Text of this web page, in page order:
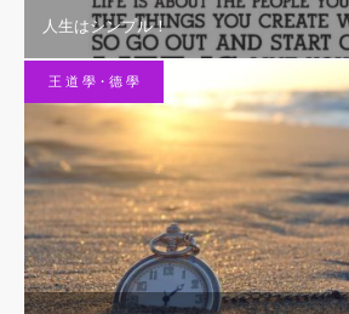
人生はシンプル！
王 道 學・德 學